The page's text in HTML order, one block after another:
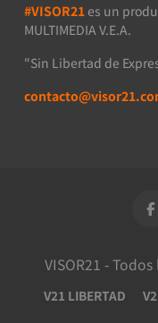
#VISOR21 es un
MULTIMEDIA V.E.A.
"Sin Libertad de
VISOR21 -
V21 LIBERTAD